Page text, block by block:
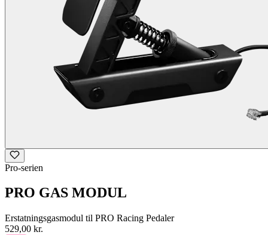
Pro-serien
PRO GAS MODUL
Erstatningsgasmodul til PRO Racing Pedaler
529,00 kr.